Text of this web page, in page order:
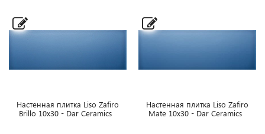
Настенная плитка Liso Zafiro
Brillo 10x30 - Dar Ceramics
Настенная плитка Liso Zafiro
Mate 10x30 - Dar Ceramics